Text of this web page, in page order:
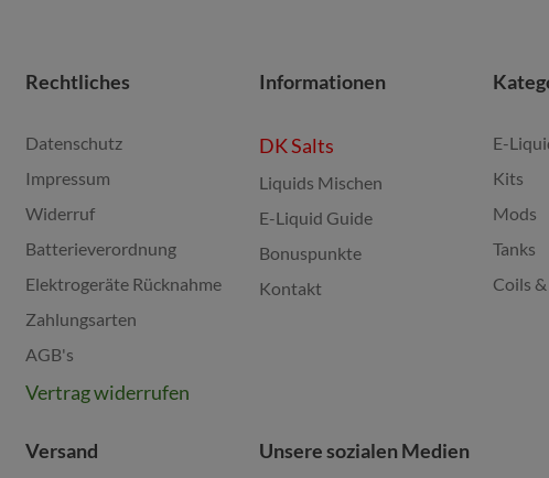
Rechtliches
Datenschutz
Impressum
Widerruf
Batterieverordnung
Elektrogeräte Rücknahme
Zahlungsarten
AGB's
Vertrag widerrufen
Informationen
DK Salts
Liquids Mischen
E-Liquid Guide
Bonuspunkte
Kontakt
E-
Kits
Mods
Tanks
Coils
Versand Unsere sozialen Medien